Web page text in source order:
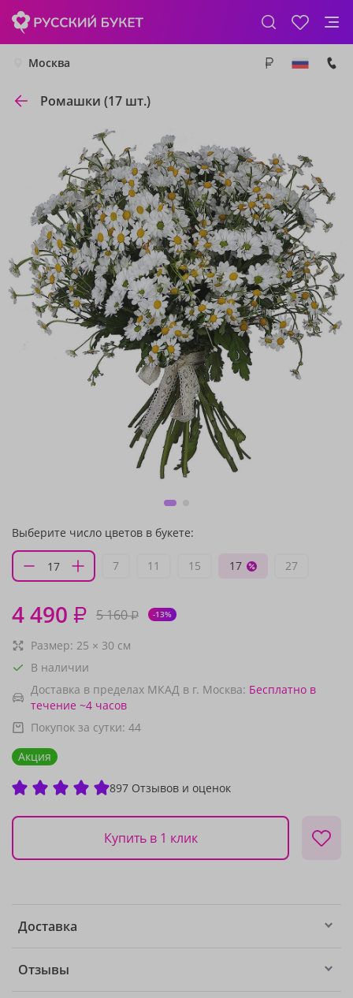
Москва
Ромашки (17 шт.)
Выберите число цветов в букете:
7 11 15 17 27
4 490 ₽ 5 160₽ -13%
Размер: 25 × 30 см
В наличии
Доставка в пределах МКАД в г. Москва: Бесплатно в
течение ~4 часов
Покупок за сутки: 44
Акция
897 Отзывов и оценок
Купить в 1 клик
Доставка
Отзывы